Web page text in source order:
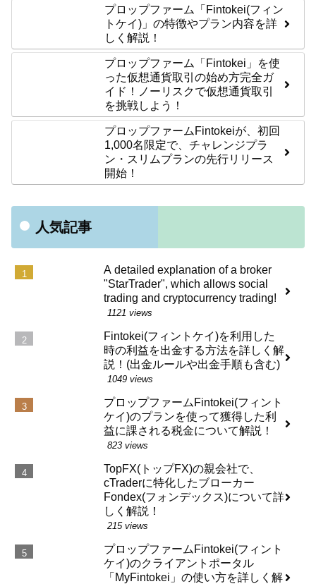
プロップファーム「Fintokei(フィン
トケイ)」の特徴やプラン内容を詳
しく解説！
プロップファーム「Fintokei」を使
った仮想通貨取引の始め方完全ガ
イド！ノーリスクで仮想通貨取引
を挑戦しよう！
プロップファームFintokeiが、初回
1,000名限定で、チャレンジプラ
ン・スリムプランの先行リリース
開始！
人気記事
A detailed explanation of a broker
"StarTrader", which allows social
trading and cryptocurrency trading!
1121 views
Fintokei(フィントケイ)を利用した
時の利益を出金する方法を詳しく解
説！(出金ルールや出金手順も含む)
1049 views
プロップファームFintokei(フィント
ケイ)のプランを使って獲得した利
益に課される税金について解説！
823 views
TopFX(トップFX)の親会社で、
cTraderに特化したブローカー
Fondex(フォンデックス)について詳
しく解説！
215 views
プロップファームFintokei(フィント
ケイ)のクライアントポータル
「MyFintokei」の使い方を詳しく解